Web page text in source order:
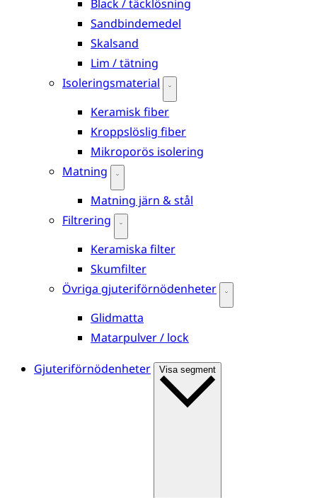
Black / täcklösning
Sandbindemedel
Skalsand
Lim / tätning
Isoleringsmaterial
Keramisk fiber
Kroppslöslig fiber
Mikroporös isolering
Matning
Matning järn & stål
Filtrering
Keramiska filter
Skumfilter
Övriga gjuteriförnödenheter
Glidmatta
Matarpulver / lock
Gjuteriförnödenheter
Visa segment